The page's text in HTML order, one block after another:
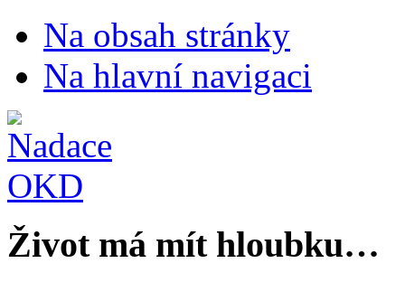
Na obsah stránky
Na hlavní navigaci
Život má mít hloubku…